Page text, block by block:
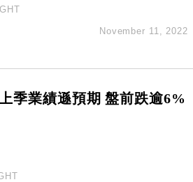
November 11, 2022
季業績遜預期 盤前跌逾6%